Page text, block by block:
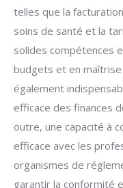
telles que la
soins de santé et la
solides compétences
budgets et en
également
efficace des finances
outre, une capacité à
efficace avec les
organismes de
garantir la conformité